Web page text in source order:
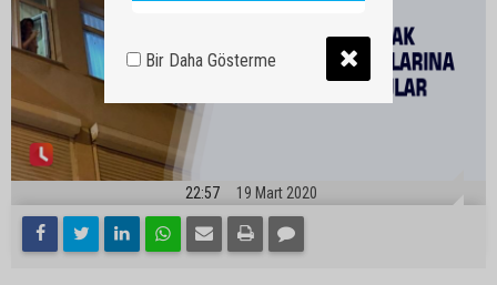
22:57 19 Mart 2020
Bir Daha Gösterme